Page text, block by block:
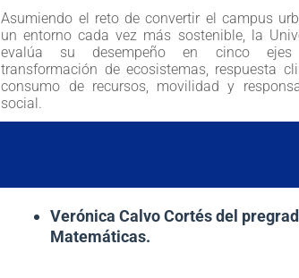
Asumiendo el reto de convertir el campus
un entorno cada vez más sostenible, la
evalúa su desempeño en cinco ejes
transformación de ecosistemas, respuesta
consumo de recursos, movilidad y
social.
Verónica Calvo Cortés del
Matemáticas.